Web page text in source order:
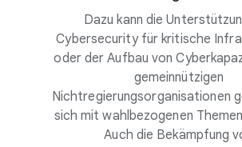
Dazu kann die
Cybersecurity für kritische
oder der Aufbau von
gemeinnützigen
Nichtregierungsorganisationen
sich mit wahlbezogenen
Auch die Bekämpfung